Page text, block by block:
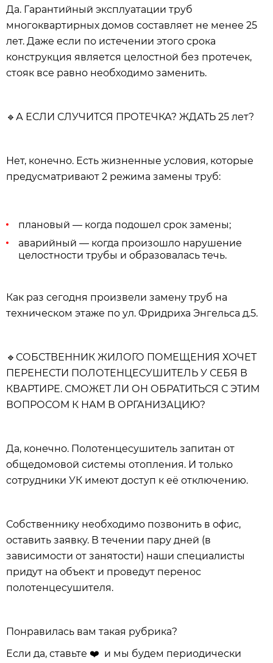
Да. Гарантийный эксплуатации труб
многоквартирных домов составляет не менее 25
лет. Даже если по истечении этого срока
конструкция является целостной без протечек,
стояк все равно необходимо заменить.
🔹 А ЕСЛИ СЛУЧИТСЯ ПРОТЕЧКА? ЖДАТЬ 25 лет?
Нет, конечно. Есть жизненные условия, которые
предусматривают 2 режима замены труб:
плановый — когда подошел срок замены;
аварийный — когда произошло нарушение
целостности трубы и образовалась течь.
Как раз сегодня произвели замену труб на
техническом этаже по ул. Фридриха Энгельса д.5.
🔹 СОБСТВЕННИК ЖИЛОГО ПОМЕЩЕНИЯ ХОЧЕТ
ПЕРЕНЕСТИ ПОЛОТЕНЦЕСУШИТЕЛЬ У СЕБЯ В
КВАРТИРЕ. СМОЖЕТ ЛИ ОН ОБРАТИТЬСЯ С ЭТИМ
ВОПРОСОМ К НАМ В ОРГАНИЗАЦИЮ?
Да, конечно. Полотенцесушитель запитан от
общедомовой системы отопления. И только
сотрудники УК имеют доступ к её отключению.
Собственнику необходимо позвонить в офис,
оставить заявку. В течении пару дней (в
зависимости от занятости) наши специалисты
придут на объект и проведут перенос
полотенцесушителя.
Понравилась вам такая рубрика?
Если да, ставьте ❤️ и мы будем периодически